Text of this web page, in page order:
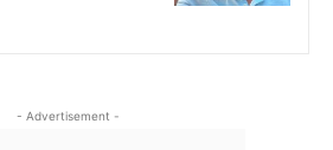
- Advertisement -